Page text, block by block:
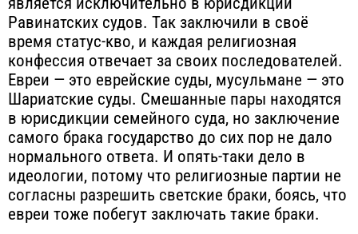
Равинатских судов. Так заключили в своё
время статус-кво, и каждая религиозная
конфессия отвечает за своих последователей.
Евреи — это еврейские суды, мусульмане — это
Шариатские суды. Смешанные пары находятся
в юрисдикции семейного суда, но заключение
самого брака государство до сих пор не дало
нормального ответа. И опять-таки дело в
идеологии, потому что религиозные партии не
согласны разрешить светские браки, боясь, что
евреи тоже побегут заключать такие браки.